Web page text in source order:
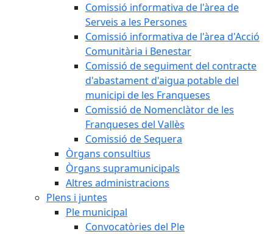
Comissió informativa de l'àrea de
Serveis a les Persones
Comissió informativa de l'àrea d'Acció
Comunitària i Benestar
Comissió de seguiment del contracte
d'abastament d'aigua potable del
municipi de les Franqueses
Comissió de Nomenclàtor de les
Franqueses del Vallès
Comissió de Sequera
Òrgans consultius
Òrgans supramunicipals
Altres administracions
Plens i juntes
Ple municipal
Convocatòries del Ple